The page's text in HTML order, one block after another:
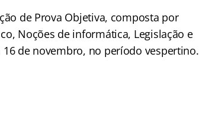
de Prova Objetiva, composta por
Noções de informática, Legislação e
de novembro, no período vespertino.